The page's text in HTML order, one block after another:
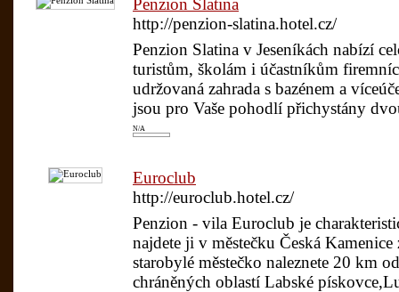
Penzion Slatina
http://penzion-slatina.hotel.cz/
Penzion Slatina v Jeseníkách nabízí
turistům, školám i účastníkům
udržovaná zahrada s bazénem a
jsou pro Vaše pohodlí přichystány
N/A
Euroclub
http://euroclub.hotel.cz/
Penzion - vila Euroclub je
najdete ji v městečku Česká
starobylé městečko naleznete 20 km
chráněných oblastí Labské